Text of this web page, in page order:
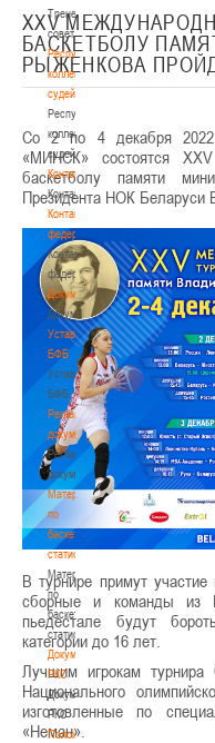
Тренерский
совет
Республиканская
коллегия
судей
Республиканская
коллегия
судей
Контакты
Контакты
Контакты
федерации
Контакты
федерации
Документы
Документы
Устав
БФБ
Устав
БФБ
Регламентирующие
документы
Регламентирующие
документы
Материалы
по
баскетбольной
статистике
Материалы
по
баскетбольной
статистике
Документы
РКС
Документы
РКС
Положение
XXV
БАСКЕТБОЛУ
РЫЖЕНКОВА
Со 2 по 4 декабря 2022
«МИНСК» состоятся
баскетболу памяти
Президента НОК Беларуси
В турнире примут
сборные и команды из
пьедестале будут
категории до 16 лет.
Лучшим игрокам
Национального
изготовленные по
«Неман».